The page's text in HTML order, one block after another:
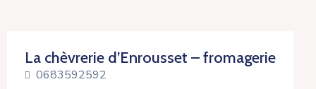
La chèvrerie d’Enrousset – fromagerie
0683592592